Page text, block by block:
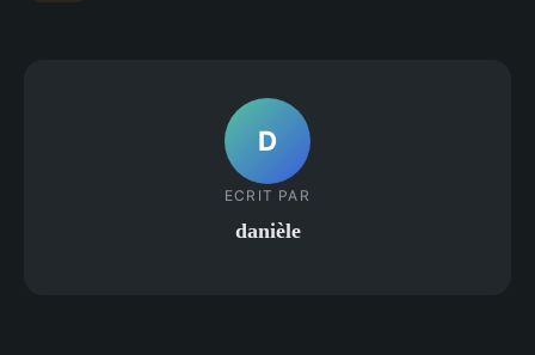
D
ECRIT PAR
danièle